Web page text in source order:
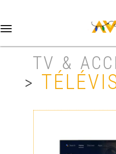
Toggle
TV &
>